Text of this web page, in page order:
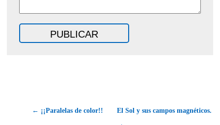
← ¡¡Paralelas de color!!
El Sol y sus campos magnéticos.